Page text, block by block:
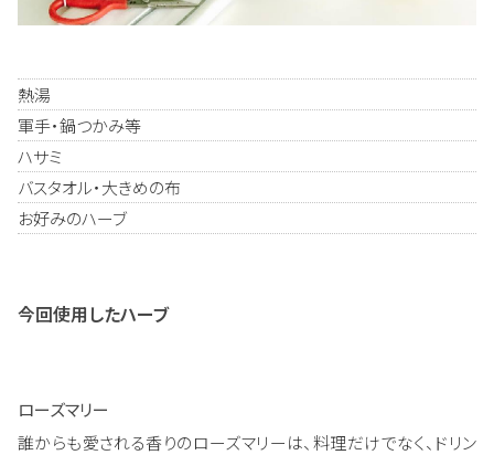
熱湯
軍手・鍋つかみ等
ハサミ
バスタオル・大きめの布
お好みのハーブ
今回使用したハーブ
ローズマリー
誰からも愛される香りのローズマリーは、料理だけでなく、ドリン